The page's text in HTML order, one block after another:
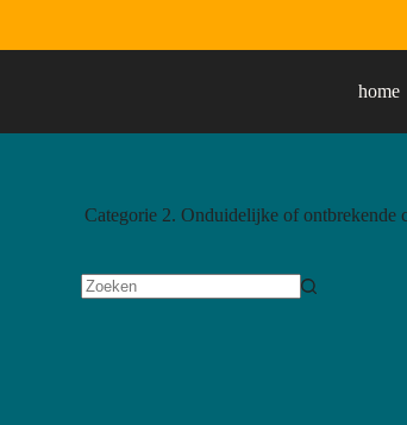
home
Categorie 2. Onduidelijke of ontbrekende